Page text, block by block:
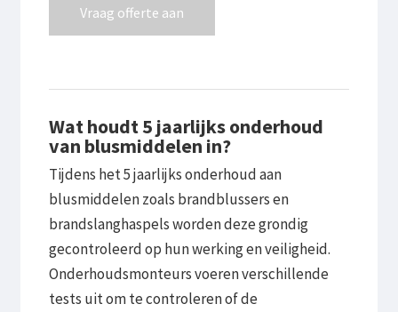
Vraag offerte aan
Wat houdt 5 jaarlijks onderhoud
van blusmiddelen in?
Tijdens het 5 jaarlijks onderhoud aan
blusmiddelen zoals brandblussers en
brandslanghaspels worden deze grondig
gecontroleerd op hun werking en veiligheid.
Onderhoudsmonteurs voeren verschillende
tests uit om te controleren of de